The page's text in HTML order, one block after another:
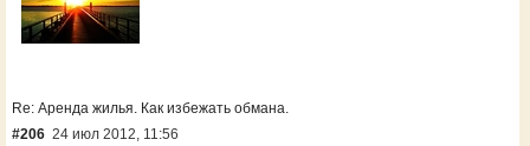
Re: Аренда жилья. Как избежать обмана.
#206 24 июл 2012, 11:56